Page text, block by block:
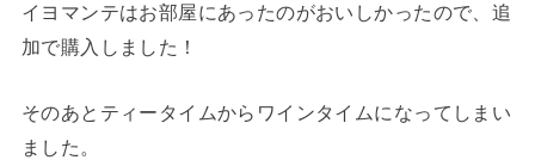
イヨマンテはお部屋にあったのがおいしかったので、追
加で購入しました！
そのあとティータイムからワインタイムになってしまい
ました。